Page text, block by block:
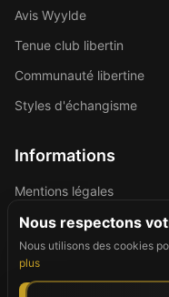
Avis Wyylde
Tenue club libertin
Communauté libertine
Styles d'échangisme
Informations
Mentions légales
Politique de
Contact
Nous respectons
Nous utilisons des cookies
plus